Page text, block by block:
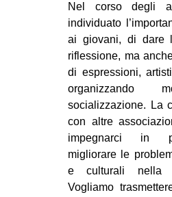
ms
Nel corso degli
individuato
ai giovani, di dare
riflessione, ma
di espressioni,
organizzando
socializzazione. La
con altre
impegnarci in
migliorare le
e culturali nella
Vogliamo